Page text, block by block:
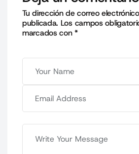
Tu dirección de correo
publicada. Los campos
marcados con*